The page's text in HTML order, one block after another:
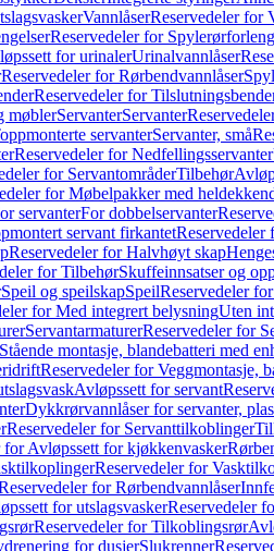
VannlåserReservedeler for
Reservedeler for
for urinalerUrinalvannlåser
Reservedeler for Rørbendvannlåser
Reservedeler for
møblerServanterServanter
servanterServanter, små
Reservedeler for Nedfellingsservanter
for ServantområderTilbehør
for Møbelpakker med
servanterFor dobbelservanter
servant firkantetReservedeler
Reservedeler for Halvhøyt skap
for TilbehørSkuffeinnsatser og
Speil og speilskapSpeilReservedeler
for Med integrert belysningUten
ServantarmaturerReservedeler for
Stående montasje, blandebatteri med
Reservedeler for Veggmontasje,
Avløpssett for servant
Dykkrørvannlåser for servanter,
Reservedeler for Servanttilkoblinger
for Avløpssett for kjøkkenvasker
Reservedeler for
for Rørbendvannlåser
for utslagsvaskerReservedeler
Reservedeler for Tilkoblingsrør
for dusjerSlukrenner